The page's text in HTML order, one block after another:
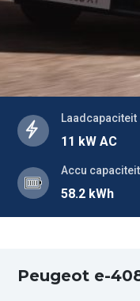
Laadcapaciteit
11 kW AC
Accu capaciteit
58.2 kWh
Peugeot e-